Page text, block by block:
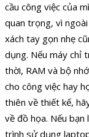
cầu công việc của
quan trọng, vì
xách tay gọn nhẹ
dụng. Nếu máy chỉ
thời, RAM và bộ
cho công việc hay
thiên về thiết kế,
về đồ họa. Nếu bạn
trình sử dụng